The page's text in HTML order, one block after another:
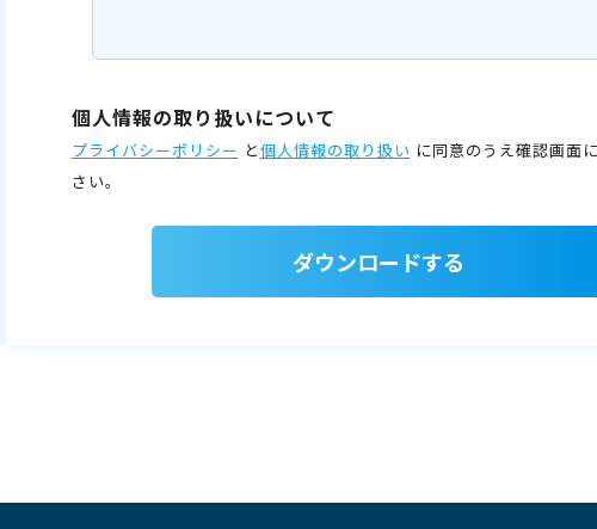
個人情報の取り扱いについて
プライバシーポリシー と個人情報の取り扱い に同意のうえ確認画面に
さい。
ダウンロードする